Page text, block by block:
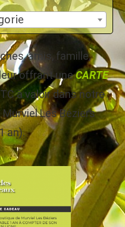
amis, famille,
offrant uneCARTE
à valoir dans notre
Les Béziers
an).